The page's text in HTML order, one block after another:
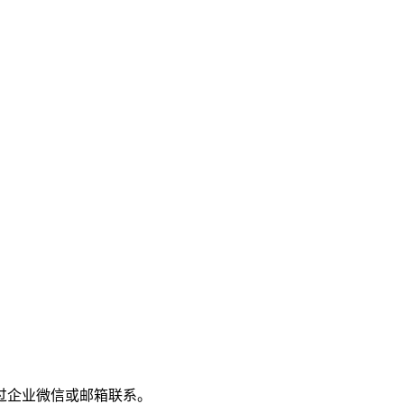
业微信或邮箱联系。